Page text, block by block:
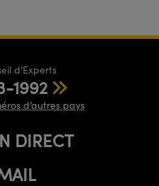
d’Experts
1992
d’autres pays
DIRECT